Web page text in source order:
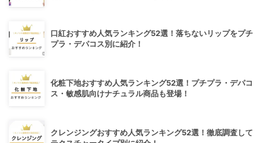
口紅おすすめ人気ランキング52選！落ちないリップをプチ
プラ・デパコス別に紹介！
化粧下地おすすめ人気ランキング52選！プチプラ・デパコ
ス・敏感肌向けナチュラル商品も登場！
クレンジングおすすめ人気ランキング52選！徹底調査して